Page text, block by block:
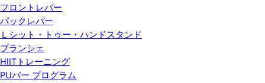
フロントレバー
バックレバー
Ｌシット・トゥー・ハンドスタンド
プランシェ
HIITトレーニング
PUバー プログラム